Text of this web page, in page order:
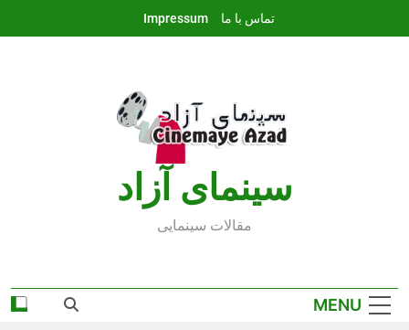
تماس با ما Impressum
سينماى آزاد
مقالات سينمايى
MENU